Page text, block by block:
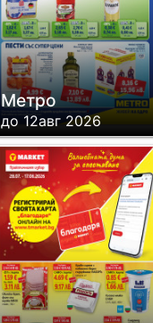
Метро
до 12авг 2026